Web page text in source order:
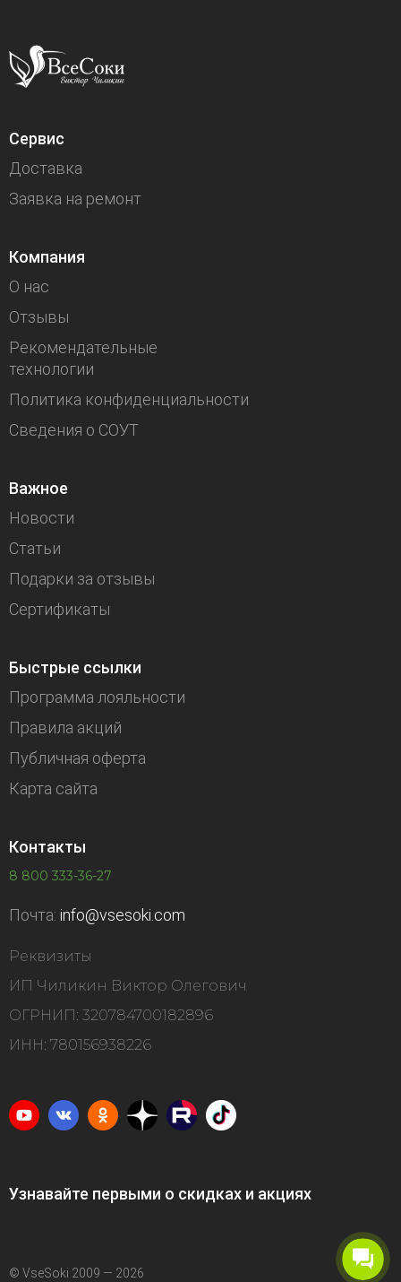
Сервис
Доставка
Заявка на ремонт
Компания
О нас
Отзывы
Рекомендательные
технологии
Политика конфиденциальности
Сведения о СОУТ
Важное
Новости
Статьи
Подарки за отзывы
Сертификаты
Быстрые ссылки
Программа лояльности
Правила акций
Публичная оферта
Карта сайта
Контакты
8 800 333-36-27
Почта: info@vsesoki.com
Реквизиты
ИП Чиликин Виктор Олегович
ОГРНИП: 320784700182896
ИНН: 780156938226
Узнавайте первыми о скидках и акциях
© VseSoki 2009 — 2026